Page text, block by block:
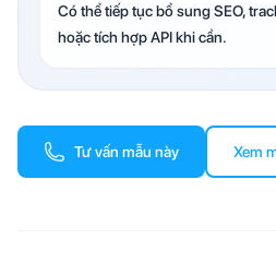
Có thể tiếp tục bổ sung SEO,
hoặc tích hợp API khi cần.
Tư vấn mẫu này Xem